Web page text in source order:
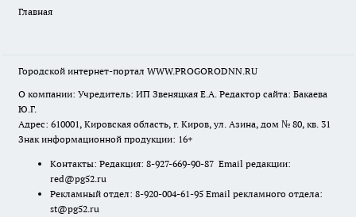
Главная
Городской интернет-портал WWW.PROGORODNN.RU
О компании: Учредитель: ИП Звеняцкая Е.А. Редактор сайта: Бакаева
Ю.Г.
Адрес: 610001, Кировская область, г. Киров, ул. Азина, дом № 80, кв. 31
Знак информационной продукции: 16+
Контакты: Редакция: 8-927-669-90-87 Email редакции:
red@pg52.ru
Рекламный отдел: 8-920-004-61-95 Email рекламного отдела:
st@pg52.ru